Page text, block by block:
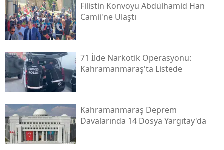
Filistin Konvoyu Abdülhamid Han
Camii'ne Ulaştı
71 İlde Narkotik Operasyonu:
Kahramanmaraş'ta Listede
Kahramanmaraş Deprem
Davalarında 14 Dosya Yargıtay'da